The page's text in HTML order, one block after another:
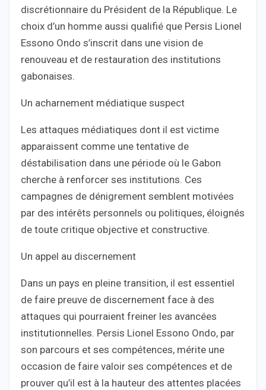
discrétionnaire du Président de la République. Le
choix d’un homme aussi qualifié que Persis Lionel
Essono Ondo s’inscrit dans une vision de
renouveau et de restauration des institutions
gabonaises.
Un acharnement médiatique suspect
Les attaques médiatiques dont il est victime
apparaissent comme une tentative de
déstabilisation dans une période où le Gabon
cherche à renforcer ses institutions. Ces
campagnes de dénigrement semblent motivées
par des intérêts personnels ou politiques, éloignés
de toute critique objective et constructive.
Un appel au discernement
Dans un pays en pleine transition, il est essentiel
de faire preuve de discernement face à des
attaques qui pourraient freiner les avancées
institutionnelles. Persis Lionel Essono Ondo, par
son parcours et ses compétences, mérite une
occasion de faire valoir ses compétences et de
prouver qu’il est à la hauteur des attentes placées